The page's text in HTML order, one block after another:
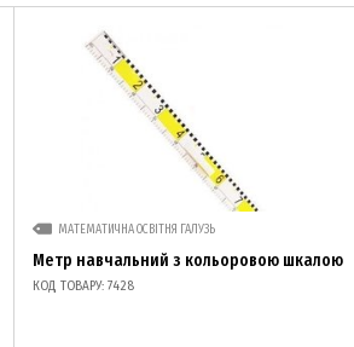
МАТЕМАТИЧНА ОСВІТНЯ ГАЛУЗЬ
Метр навчальний з кольоровою шкалою
КОД ТОВАРУ: 7428